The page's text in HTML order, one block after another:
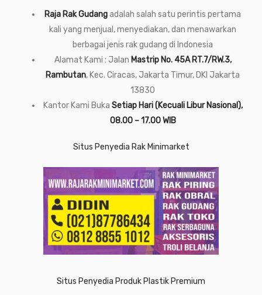
Raja Rak Gudangadalah salah satu perintis pertama
kali yang menjual, menyediakan, dan menawarkan
berbagai jenis rak gudang di Indonesia
Alamat Kami : Jalan Mastrip No. 45A RT.7/RW.3,
Rambutan, Kec. Ciracas, Jakarta Timur, DKI Jakarta
13830
Kantor Kami Buka Setiap Hari (Kecuali Libur Nasional),
08.00 – 17.00 WIB
Situs Penyedia Rak Minimarket
Situs Penyedia Produk Plastik Premium